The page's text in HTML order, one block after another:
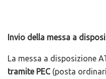
Invio della messa a
La messa a disposizione
tramite PEC (posta